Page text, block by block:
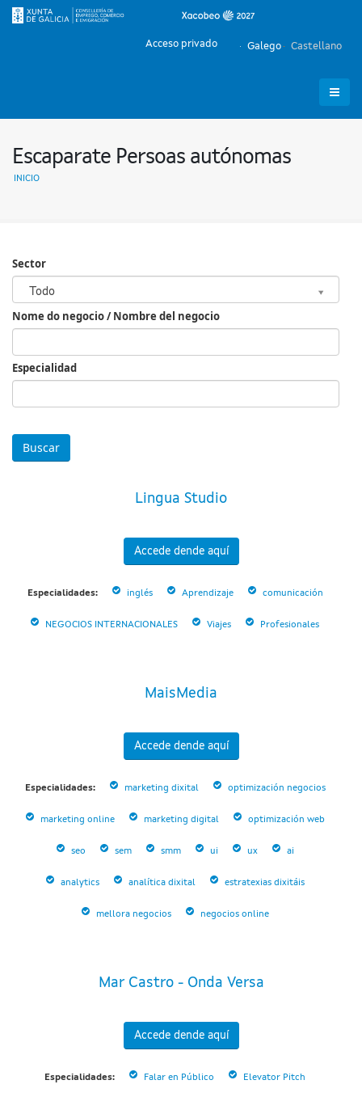
Galego Castellano
Acceso privado
Escaparate Persoas autónomas
INICIO
Sector
Todo
Sector
Nome do negocio / Nombre del negocio
Especialidad
Lingua Studio
Accede dende aquí
Especialidades: inglés Aprendizaje comunicación
NEGOCIOS INTERNACIONALES Viajes Profesionales
MaisMedia
Accede dende aquí
Especialidades: marketing dixital optimización negocios
marketing online marketing digital optimización web
seo sem smm ui ux ai
analytics analítica dixital estratexias dixitáis
mellora negocios negocios online
Mar Castro - Onda Versa
Accede dende aquí
Especialidades: Falar en Público Elevator Pitch